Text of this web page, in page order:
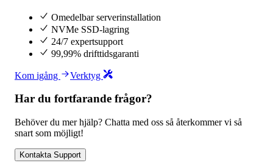
Omedelbar serverinstallation
NVMe SSD-lagring
24/7 expertsupport
99,99% drifttidsgaranti
Kom igång Verktyg
Har du fortfarande frågor?
Behöver du mer hjälp? Chatta med oss så återkommer vi så
snart som möjligt!
Kontakta Support